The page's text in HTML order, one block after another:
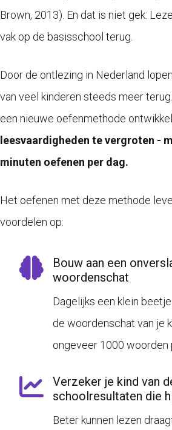
Brown, 2013). En dat is niet gek:
vak op de basisschool terug.
Door de ontlezing in Nederland
van veel kinderen steeds meer
een nieuwe oefenmethode
leesvaardigheden te vergroten -
minuten oefenen per dag.
Het oefenen met deze methode
voordelen op:
Bouw aan een
woordenschat
Dagelijks een klein
de woordenschat van je
ongeveer 1000 woorden
Verzeker je kind van
schoolresultaten die
Beter kunnen lezen